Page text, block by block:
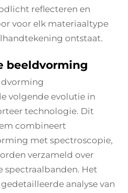
reflecteren en
voor elk materiaaltype
ontstaat.
beeldvorming
volgende evolutie in
technologie. Dit
combineert
met spectroscopie,
verzameld over
spectraalbanden. Het
analyse van